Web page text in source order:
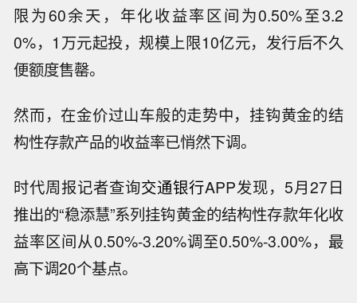
限为60余天，年化收益率区间为0.50%至3.2
0%，1万元起投，规模上限10亿元，发行后不久
便额度售罄。
然而，在金价过山车般的走势中，挂钩黄金的结
构性存款产品的收益率已悄然下调。
时代周报记者查询交通银行APP发现，5月27日
推出的“稳添慧”系列挂钩黄金的结构性存款年化收
益率区间从0.50%-3.20%调至0.50%-3.00%，最
高下调20个基点。